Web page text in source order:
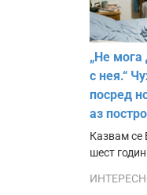
„Не
с нея.“
посред
аз
Казвам се
шест